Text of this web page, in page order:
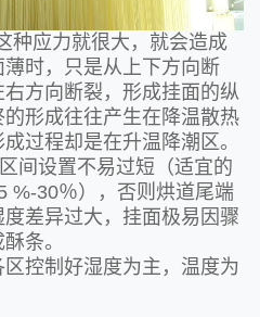
应力就很大，就会造成
时，只是从上下方向断
方向断裂，形成挂面的纵
形成往往产生在降温散热
过程却是在升温降潮区。
设置不易过短（适宜的
%-30％），否则烘道尾端
差异过大，挂面极易因骤
条。
控制好湿度为主，温度为